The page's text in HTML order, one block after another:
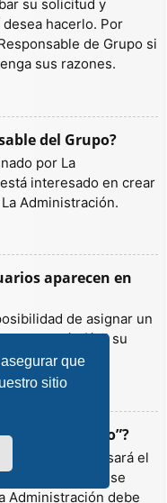
que
sitio
su solicitud y
hacerlo. Por
de Grupo si
sus razones.
del Grupo?
por La
interesado en crear
Administración.
aparecen en
de asignar un
hacer más fácil su
predeterminado”?
defecto, se usará el
color y rango se
Administración debe